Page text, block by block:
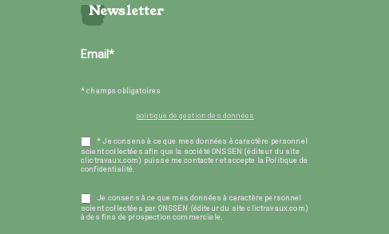
Newsletter
* champs obligatoires
politique de gestion des données
* Je consens à ce que mes données à caractère personnel
soient collectées afin que la société ONSSEN (éditeur du site
clictravaux.com) puisse me contacter et accepte la Politique de
confidentialité.
Je consens à ce que mes données à caractère personnel
soient collectées par ONSSEN (éditeur du site clictravaux.com)
à des fins de prospection commerciale.